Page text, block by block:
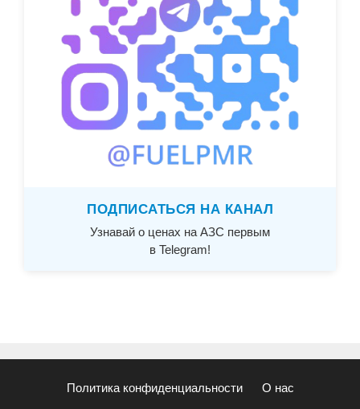
ПОДПИСАТЬСЯ НА КАНАЛ
Узнавай о ценах на АЗС первым
в Telegram!
Политика конфиденциальности О нас